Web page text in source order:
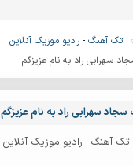
تک آهنگ - رادیو موزیک آنلاین
سهرابی راد به نام عزیزگم
سجاد سهرابی راد به نام عزیزگم
تک آهنگ رادیو موزیک آنلاین